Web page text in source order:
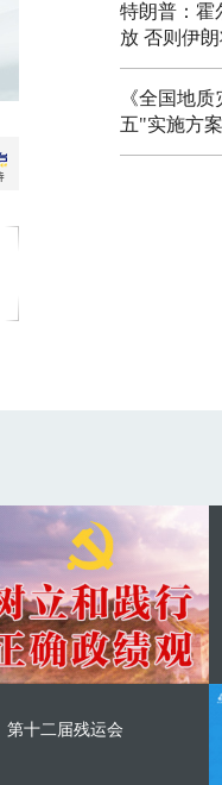
特朗普：霍
放 否则伊
《全国地
五"实施方
第十二届残运会